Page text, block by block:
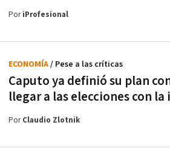
PoriProfesional
Caputo ya definió su plan
llegar a las elecciones con
ECONOMÍA/ Pese a las críticas
PorClaudio Zlotnik